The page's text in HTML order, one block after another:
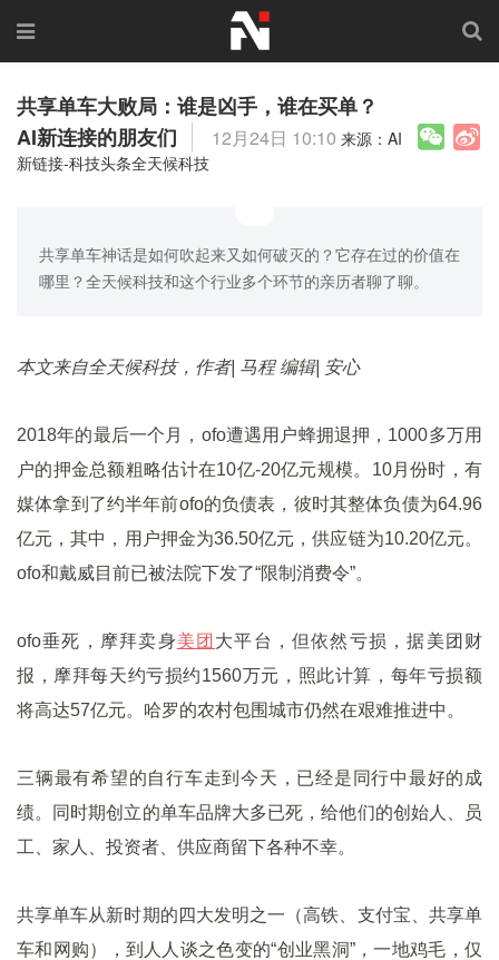
共享单车大败局：谁是凶手，谁在买单？
AI新连接的朋友们
12月24日 10:10 来源：AI
新链接-科技头条全天候科技
共享单车神话是如何吹起来又如何破灭的？它存在过的价值在
哪里？全天候科技和这个行业多个环节的亲历者聊了聊。
本文来自全天候科技，作者| 马程 编辑| 安心
2018年的最后一个月，ofo遭遇用户蜂拥退押，1000多万用
户的押金总额粗略估计在10亿-20亿元规模。10月份时，有
媒体拿到了约半年前ofo的负债表，彼时其整体负债为64.96
亿元，其中，用户押金为36.50亿元，供应链为10.20亿元。
ofo和戴威目前已被法院下发了“限制消费令”。
ofo垂死，摩拜卖身美团 大平台，但依然亏损，据美团财
报，摩拜每天约亏损约1560万元，照此计算，每年亏损额
将高达57亿元。哈罗的农村包围城市仍然在艰难推进中。
三辆最有希望的自行车走到今天，已经是同行中最好的成
绩。同时期创立的单车品牌大多已死，给他们的创始人、员
工、家人、投资者、供应商留下各种不幸。
共享单车从新时期的四大发明之一（高铁、支付宝、共享单
车和网购），到人人谈之色变的“创业黑洞”，一地鸡毛，仅